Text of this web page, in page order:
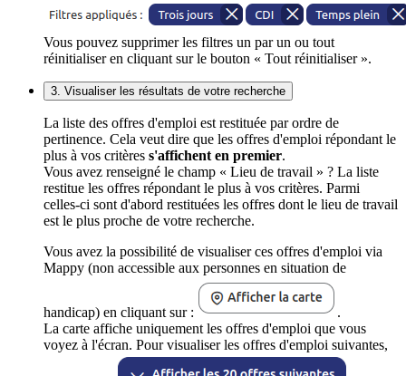
Vous pouvez supprimer les filtres un par un ou tout
réinitialiser en cliquant sur le bouton « Tout réinitialiser ».
3. Visualiser les résultats de votre recherche
La liste des offres d'emploi est restituée par ordre de
pertinence. Cela veut dire que les offres d'emploi répondant le
plus à vos critères s'affichent en premier.
Vous avez renseigné le champ « Lieu de travail » ? La liste
restitue les offres répondant le plus à vos critères. Parmi
celles-ci sont d'abord restituées les offres dont le lieu de travail
est le plus proche de votre recherche.
Vous avez la possibilité de visualiser ces offres d'emploi via
Mappy (non accessible aux personnes en situation de
handicap) en cliquant sur :
.
La carte affiche uniquement les offres d'emploi que vous
voyez à l'écran. Pour visualiser les offres d'emploi suivantes,